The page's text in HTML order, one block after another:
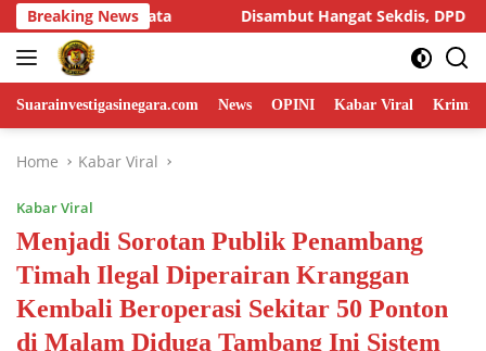
Skip
to
content
Breaking News
DPD LIN Banten Audiensi dengan Disperindag Provinsi
Suarainvestigasinegara.com News OPINI Kabar Viral
Home Kabar Viral
Kabar Viral
Menjadi Sorotan Publik Penambang
Timah Ilegal Diperairan Kranggan
Kembali Beroperasi Sekitar 50 Ponton
di Malam Diduga Tambang Ini Sistem